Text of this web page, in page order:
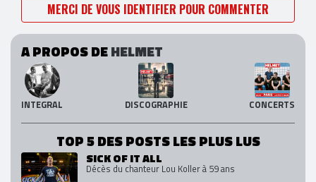
MERCI DE VOUS IDENTIFIER POUR COMMENTER
A PROPOS DEHELMET
INTEGRAL DISCOGRAPHIE CONCERTS
TOP 5 DES POSTS LES PLUS LUS
SICK OF IT ALL
Décès du chanteur Lou Koller à 59 ans